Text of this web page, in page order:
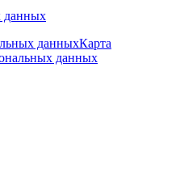
данных
данныхКарта
данных